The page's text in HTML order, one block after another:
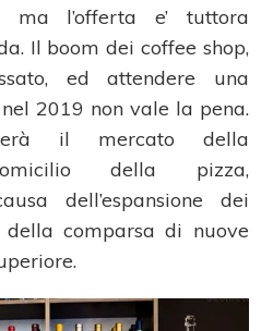
ma l’offerta e’ tuttora
Il boom dei coffee shop,
ed attendere una
2019 non vale la pena.
il mercato della
della pizza,
dell’espansione dei
della comparsa di nuove